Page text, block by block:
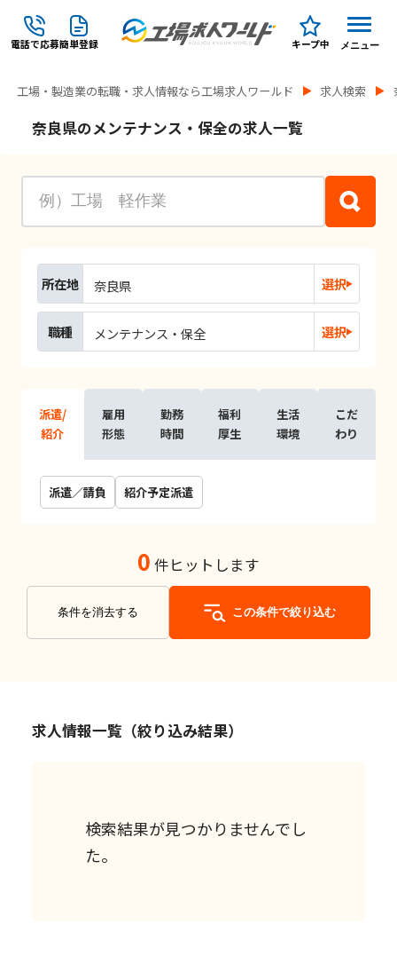
電話で応募簡単登録 キープ中 メニュー
工場・製造業の転職・求人情報なら工場求人ワールド 求人検索
奈良県のメンテナンス・保全の求人一覧
所在地 奈良県 選択
職種 メンテナンス・保全 選択
派遣/
紹介
雇用
形態
勤務
時間
福利
厚生
生活
環境
こだ
わり
派遣／請負 紹介予定派遣
0 件ヒットします
条件を消去する この条件で絞り込む
求人情報一覧（絞り込み結果）
検索結果が見つかりませんでし
た。